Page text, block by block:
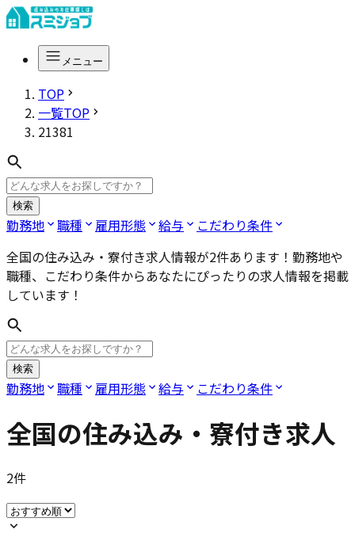
メニュー
TOP
一覧TOP
21381
検索
勤務地 職種 雇用形態 給与
こだわり条件
全国の住み込み・寮付き求人情報が2件あります！勤務地や
職種、こだわり条件からあなたにぴったりの求人情報を掲載
しています！
検索
勤務地 職種 雇用形態 給与 こだわり条件
全国の住み込み・寮付き求人
2件